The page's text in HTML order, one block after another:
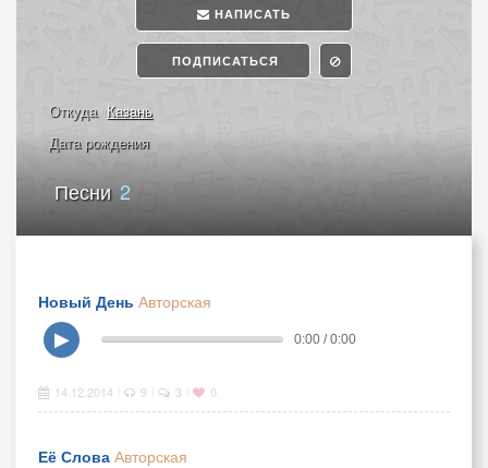
НАПИСАТЬ
ПОДПИСАТЬСЯ
Откуда Казань
Дата рождения
Песни 2
Новый День Авторская
▶
0:00 / 0:00
14.12.2014 9 3 0
Её Слова Авторская